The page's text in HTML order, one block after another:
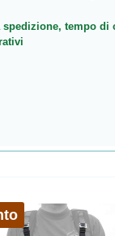
tempo di